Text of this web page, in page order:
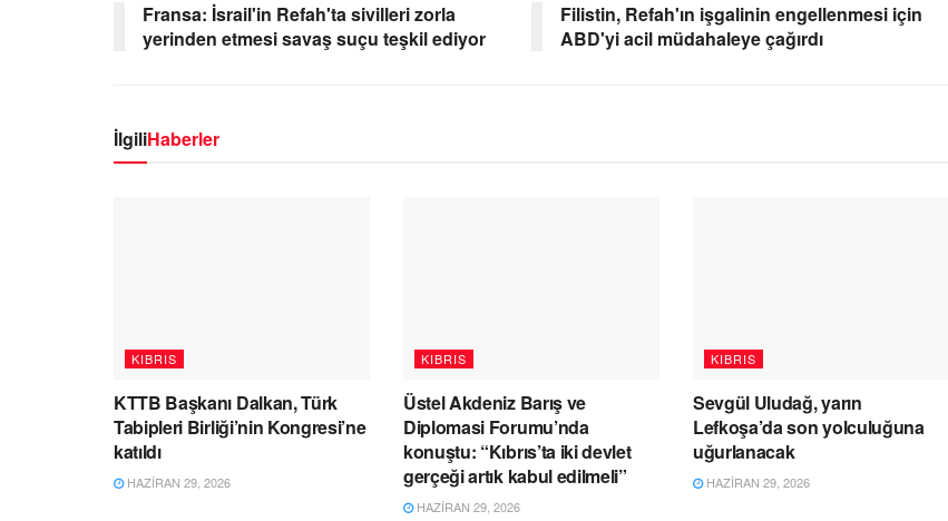
Fransa: İsrail'in Refah'ta sivilleri zorla
yerinden etmesi savaş suçu teşkil ediyor
Filistin, Refah'ın işgalinin engellenmesi için
ABD'yi acil müdahaleye çağırdı
İlgiliHaberler
KIBRIS
KTTB Başkanı Dalkan, Türk
Tabipleri Birliği’nin Kongresi’ne
katıldı
HAZIRAN 29, 2026
KIBRIS
Üstel Akdeniz Barış ve
Diplomasi Forumu’nda
konuştu: “Kıbrıs’ta iki devlet
gerçeği artık kabul edilmeli”
HAZIRAN 29, 2026
KIBRIS
Sevgül Uludağ, yarın
Lefkoşa’da son yolculuğuna
uğurlanacak
HAZIRAN 29, 2026